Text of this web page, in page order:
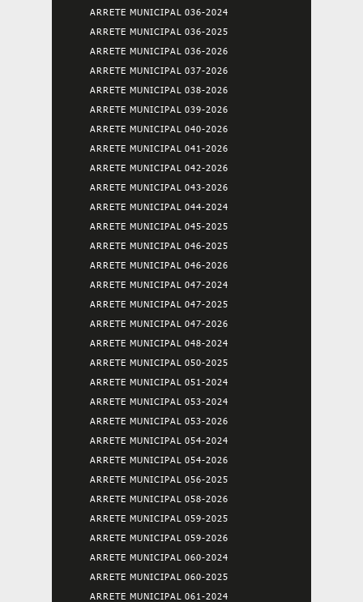
ARRETE MUNICIPAL 036-2024
ARRETE MUNICIPAL 036-2025
ARRETE MUNICIPAL 036-2026
ARRETE MUNICIPAL 037-2026
ARRETE MUNICIPAL 038-2026
ARRETE MUNICIPAL 039-2026
ARRETE MUNICIPAL 040-2026
ARRETE MUNICIPAL 041-2026
ARRETE MUNICIPAL 042-2026
ARRETE MUNICIPAL 043-2026
ARRETE MUNICIPAL 044-2024
ARRETE MUNICIPAL 045-2025
ARRETE MUNICIPAL 046-2025
ARRETE MUNICIPAL 046-2026
ARRETE MUNICIPAL 047-2024
ARRETE MUNICIPAL 047-2025
ARRETE MUNICIPAL 047-2026
ARRETE MUNICIPAL 048-2024
ARRETE MUNICIPAL 050-2025
ARRETE MUNICIPAL 051-2024
ARRETE MUNICIPAL 053-2024
ARRETE MUNICIPAL 053-2026
ARRETE MUNICIPAL 054-2024
ARRETE MUNICIPAL 054-2026
ARRETE MUNICIPAL 056-2025
ARRETE MUNICIPAL 058-2026
ARRETE MUNICIPAL 059-2025
ARRETE MUNICIPAL 059-2026
ARRETE MUNICIPAL 060-2024
ARRETE MUNICIPAL 060-2025
ARRETE MUNICIPAL 061-2024